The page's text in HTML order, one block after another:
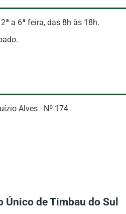
2ª a 6ª feira, das 8h às 18h.
Alves - Nº 174
de Timbau do Sul